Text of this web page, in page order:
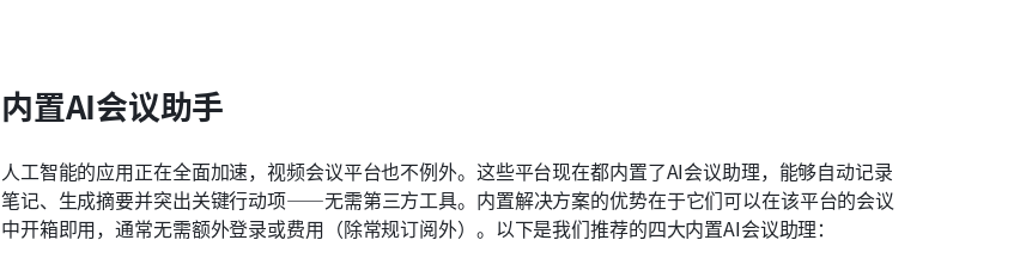
内置AI会议助手
人工智能的应用正在全面加速，视频会议平台也不例外。这些平台现在都内置了AI会议助理，能够自动记录
笔记、生成摘要并突出关键行动项——无需第三方工具。内置解决方案的优势在于它们可以在该平台的会议
中开箱即用，通常无需额外登录或费用（除常规订阅外）。以下是我们推荐的四大内置AI会议助理：